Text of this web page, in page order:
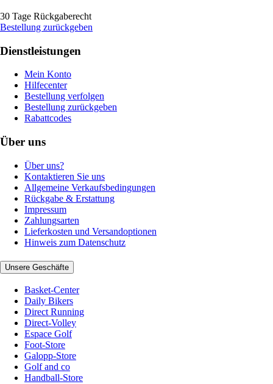
30 Tage Rückgaberecht
Bestellung zurückgeben
Dienstleistungen
Mein Konto
Hilfecenter
Bestellung verfolgen
Bestellung zurückgeben
Rabattcodes
Über uns
Über uns?
Kontaktieren Sie uns
Allgemeine Verkaufsbedingungen
Rückgabe & Erstattung
Impressum
Zahlungsarten
Lieferkosten und Versandoptionen
Hinweis zum Datenschutz
Unsere Geschäfte
Basket-Center
Daily Bikers
Direct Running
Direct-Volley
Espace Golf
Foot-Store
Galopp-Store
Golf and co
Handball-Store